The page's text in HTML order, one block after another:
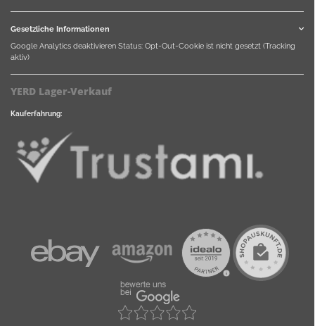
Gesetzliche Informationen
Google Analytics deaktivieren Status: Opt-Out-Cookie ist nicht gesetzt (Tracking
aktiv)
YERD Lager-Verkauf
Kauferfahrung: